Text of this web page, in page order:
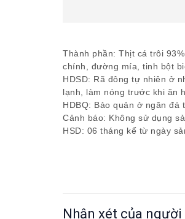
Thành phần: Thịt cá trôi
chính, đường mía, tinh bột
HDSD: Rã đông tự nhiên ở
lạnh, làm nóng trước khi ăn
HDBQ: Bảo quản ở ngăn đá
Cảnh báo: Không sử dụng
HSD: 06 tháng kể từ ngày
Nhận xét của